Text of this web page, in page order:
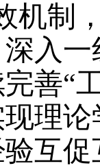
机制
入
善“
理
互